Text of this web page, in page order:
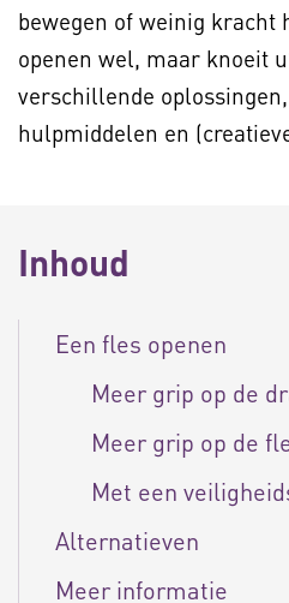
bewegen of weinig kracht
openen wel, maar knoeit
verschillende
hulpmiddelen en
Inhoud
Een fles openen
Meer grip op de
Meer grip op de
Met een
Alternatieven
Meer informatie